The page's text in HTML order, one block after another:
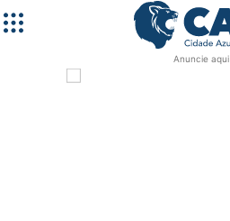
Anuncie aqui